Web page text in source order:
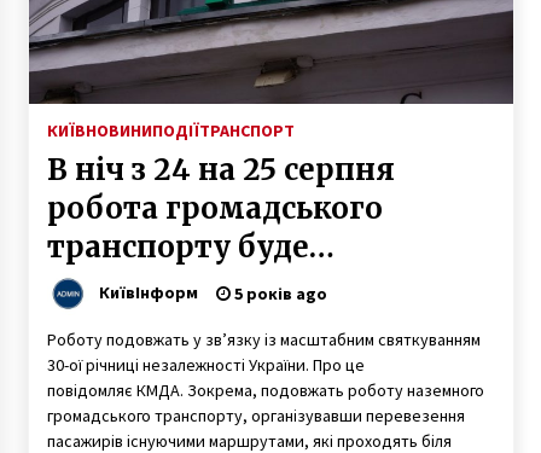
У Києві пікетуватимуть НАБУ через корупцію
в “Укрзалізниці”
У Києві знайшли мертвим зниклого 24-
річного іноземця
7 років ago
У Театрі на Подолі відмовилися відповідати
глядачу російською: подробиці скандалу
Новий український потяг почав
випробувальний пробіг
7 років ago
КИЇВНОВИНИПОДІЇТРАНСПОРТ
В ніч з 24 на 25 серпня
робота громадського
транспорту буде
продовжена
КиївІнформ 5 років ago
Роботу подовжать у зв’язку із масштабним святкуванням
30-ої річниці незалежності України. Про це
повідомляє КМДА. Зокрема, подовжать роботу наземного
громадського транспорту, організувавши перевезення
пасажирів існуючими маршрутами, які проходять біля